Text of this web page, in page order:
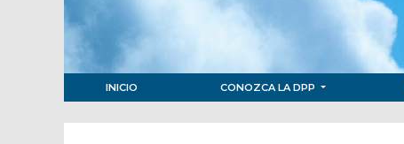
INICIO CONOZCA LA DPP